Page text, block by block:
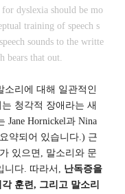
dyslexia should be mo
training of speech s
sounds to the writte
bears that out.
소리에 대해 일관적인
청각적 장애라는 새
Jane Hornickel과 Nina
약되어 있습니다.) 근
있으면 , 말소리와 문
니다. 따라서 , 난독증을
훈련, 그리고 말소리